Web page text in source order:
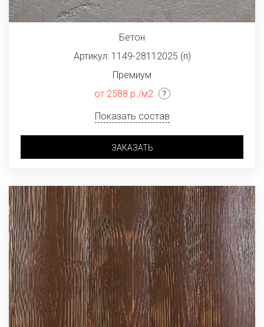
Бетон
Артикул: 1149-28112025 (п)
Премиум
от 2588 р./м2
Показать состав
ЗАКАЗАТЬ